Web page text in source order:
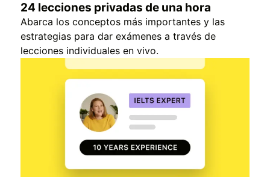
24 lecciones privadas de una hora
Abarca los conceptos más importantes y las
estrategias para dar exámenes a través de
lecciones individuales en vivo.